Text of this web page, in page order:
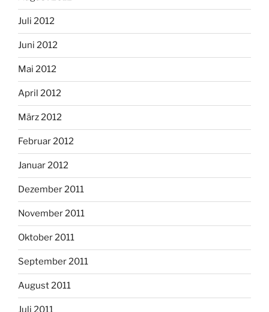
Juli 2012
Juni 2012
Mai 2012
April 2012
März 2012
Februar 2012
Januar 2012
Dezember 2011
November 2011
Oktober 2011
September 2011
August 2011
Juli 2011